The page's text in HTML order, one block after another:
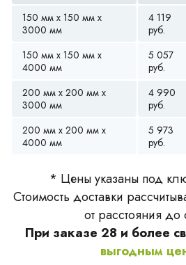
150 мм x 150 мм x
3000 мм
4 119
руб.
150 мм x 150 мм x
4000 мм
5 057
руб.
200 мм x 200 мм x
3000 мм
4 990
руб.
200 мм x 200 мм x
4000 мм
5 973
руб.
* Цены указаны под
Стоимость доставки
от расстояния до
При заказе 28 и более
выгодным